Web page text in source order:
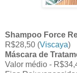
Shampoo Force
R$28,50 (Viscaya)
Máscara de
Valor médio -